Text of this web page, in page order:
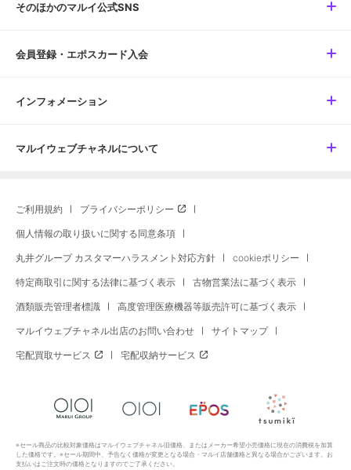
そのほかのマルイ公式SNS
会員登録・エポスカード入会
インフォメーション
マルイウェブチャネルについて
ご利用規約 プライバシーポリシー
個人情報の取り扱いに関する同意条項
丸井グループ カスタマーハラスメント対応方針 cookieポリシー
特定商取引に関する法律に基づく表示 古物営業法に基づく表示
酒類販売管理者標識 高度管理医療機器等販売許可に基づく表示
マルイウェブチャネル出店のお問い合わせ サイトマップ
宅配買取サービス 宅配収納サービス
※セール商品の比較対象価格はマルイウェブチャネル旧価格、またはメーカー希望小売価格に現在の消費税を加算
した価格です。※セール期間中、予告なく価格が変更となる場合・マルイ店舗価格と異なる場合がございます。お
支払いはご注文時の価格となりますのでご了承ください。